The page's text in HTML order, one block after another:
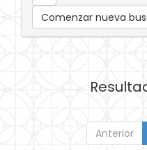
Comenzar nueva
Anterior